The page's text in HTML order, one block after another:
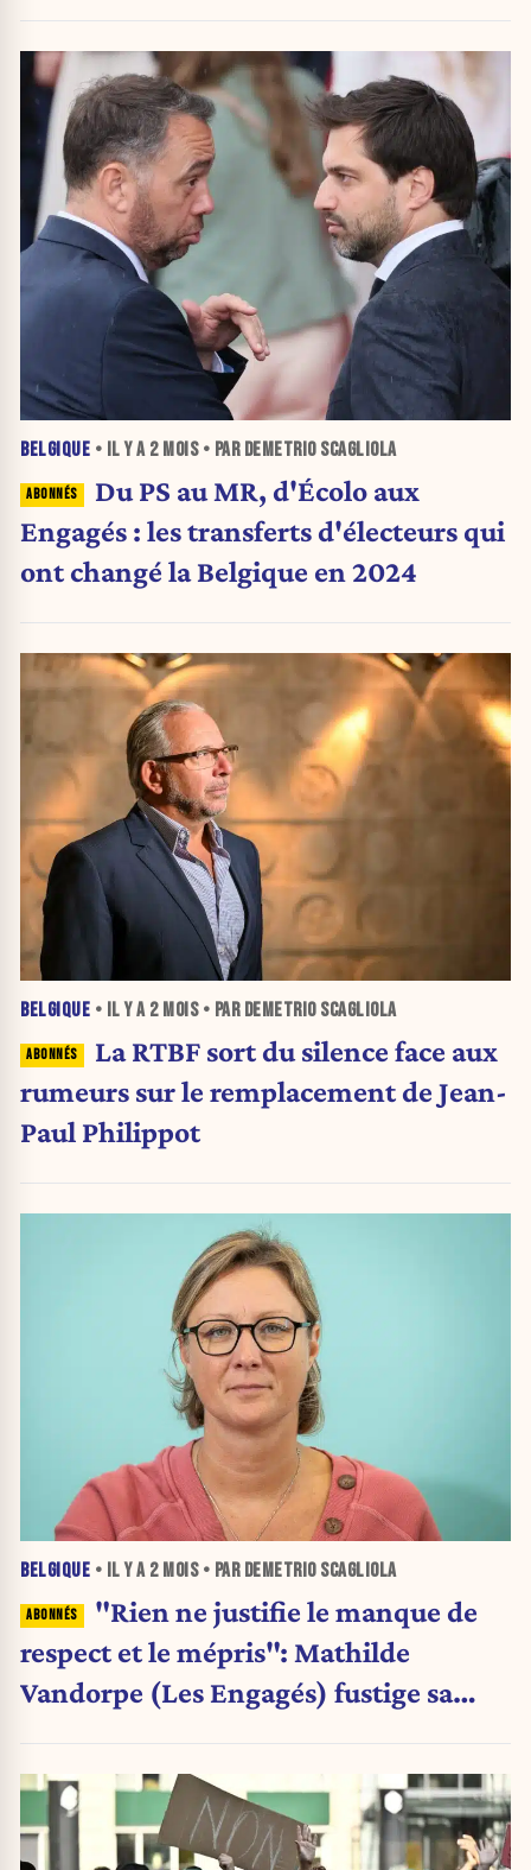
BELGIQUE • IL Y A 2 MOIS• PAR DEMETRIO SCAGLIOLA
Du PS au MR, d'Écolo aux
Engagés : les transferts d'électeurs qui
ont changé la Belgique en 2024
BELGIQUE • IL Y A 2 MOIS• PAR DEMETRIO SCAGLIOLA
La RTBF sort du silence face aux
rumeurs sur le remplacement de Jean-
Paul Philippot
BELGIQUE • IL Y A 2 MOIS• PAR DEMETRIO SCAGLIOLA
"Rien ne justifie le manque de
respect et le mépris": Mathilde
Vandorpe (Les Engagés) fustige sa